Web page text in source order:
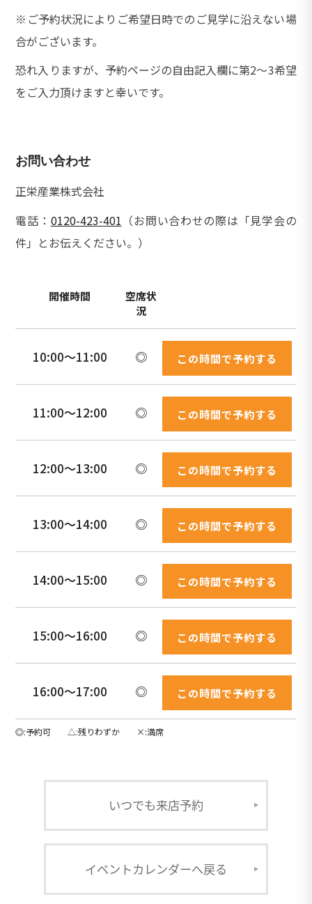
※ご予約状況によりご希望日時でのご見学に沿えない場
合がございます。
恐れ入りますが、予約ページの自由記入欄に第2〜3希望
をご入力頂けますと幸いです。
お問い合わせ
正栄産業株式会社
電話： 0120-423-401 （お問い合わせの際は「見学会の
件」とお伝えください。）
開催時間
空席状
況
10:00〜11:00 ◎ この時間で予約する
11:00〜12:00 ◎ この時間で予約する
12:00〜13:00 ◎ この時間で予約する
13:00〜14:00 ◎ この時間で予約する
14:00〜15:00 ◎ この時間で予約する
15:00〜16:00 ◎ この時間で予約する
16:00〜17:00 ◎ この時間で予約する
◎ 予約可 △ 残りわずか × 満席
いつでも来店予約
イベントカレンダーへ戻る